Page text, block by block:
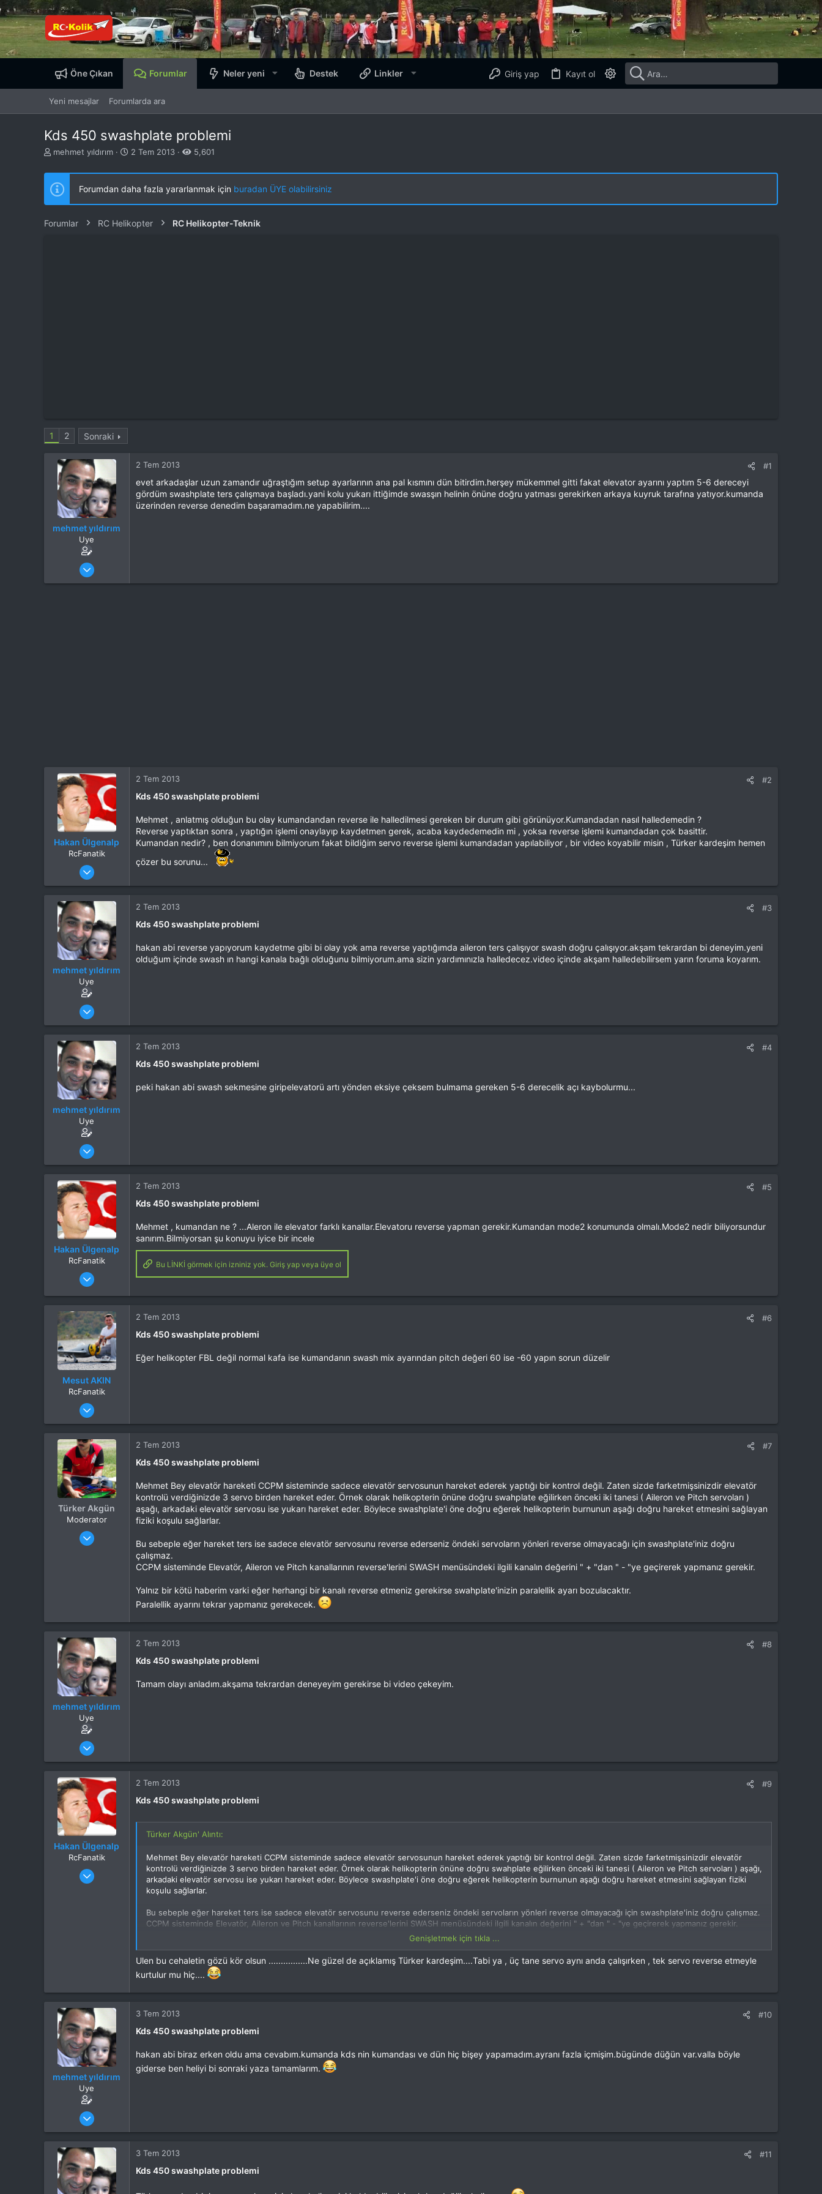
Öne Çıkan Forumlar Neler yeni Destek Linkler Giriş yap Kayıt ol
Yeni mesajlar Forumlarda ara
Kds 450 swashplate problemi
K
n
b
u
y
b
mehmet yıldırım
B
ş
a
n
ı
2 Tem 2013 5,601
Forumdan daha fazla yararlanmak için buradan ÜYE olabilirsiniz
Forumlar RC Helikopter RC Helikopter-Teknik
1 2 Sonraki
mehmet yıldırım
Uye
Mesajlar
2 Tem 2013 #1
evet arkadaşlar uzun zamandır uğraştığım setup ayarlarının ana pal kısmını dün bitirdim.herşey mükemmel gitti fakat elevator ayarını yaptım 5-6 dereceyi
gördüm swashplate ters çalışmaya başladı.yani kolu yukarı ittiğimde swasşın helinin önüne doğru yatması gerekirken arkaya kuyruk tarafına yatıyor.kumanda
üzerinden reverse denedim başaramadım.ne yapabilirim....
Hakan Ülgenalp
RcFanatik
Mesajlar
Tepkime puanı
8,637
Yaş
51
Konum
Burdur
İlgi Alanı
Heli
2 Tem 2013 #2
Kds 450 swashplate problemi
Mehmet , anlatmış olduğun bu olay kumandandan reverse ile halledilmesi gereken bir durum gibi görünüyor.Kumandadan nasıl halledemedin ?
Reverse yaptıktan sonra , yaptığın işlemi onaylayıp kaydetmen gerek, acaba kaydedemedin mi , yoksa reverse işlemi kumandadan çok basittir.
Kumandan nedir? , ben donanımını bilmiyorum fakat bildiğim servo reverse işlemi kumandadan yapılabiliyor , bir video koyabilir misin , Türker kardeşim hemen
çözer bu sorunu...
mehmet yıldırım
Uye
Mesajlar
Tepkime puanı
0
Yaş
47
2 Tem 2013 #3
Kds 450 swashplate problemi
hakan abi reverse yapıyorum kaydetme gibi bi olay yok ama reverse yaptığımda aileron ters çalışıyor swash doğru çalışıyor.akşam tekrardan bi deneyim.yeni
olduğum içinde swash ın hangi kanala bağlı olduğunu bilmiyorum.ama sizin yardımınızla halledecez.video içinde akşam halledebilirsem yarın foruma koyarım.
mehmet yıldırım
Uye
Mesajlar
Tepkime puanı
0
Yaş
47
2 Tem 2013 #4
Kds 450 swashplate problemi
peki hakan abi swash sekmesine giripelevatorü artı yönden eksiye çeksem bulmama gereken 5-6 derecelik açı kaybolurmu...
Hakan Ülgenalp
RcFanatik
Mesajlar
Yaş
51
Konum
Burdur
İlgi Alanı
Heli
2 Tem 2013 #5
Kds 450 swashplate problemi
Mehmet , kumandan ne ? ...Aleron ile elevator farklı kanallar.Elevatoru reverse yapman gerekir.Kumandan mode2 konumunda olmalı.Mode2 nedir biliyorsundur
sanırım.Bilmiyorsan şu konuyu iyice bir incele
Bu LİNKİ görmek için izniniz yok. Giriş yap veya üye ol
Mesut AKIN
RcFanatik
Mesajlar
Tepkime puanı
3,627
Yaş
45
Konum
Kocaeli -Gebze
İlgi Alanı
Uçak
2 Tem 2013 #6
Kds 450 swashplate problemi
Eğer helikopter FBL değil normal kafa ise kumandanın swash mix ayarından pitch değeri 60 ise -60 yapın sorun düzelir
Türker Akgün
Moderator
4 Eki 2012
Mesajlar
2 Tem 2013 #7
Kds 450 swashplate problemi
Mehmet Bey elevatör hareketi CCPM sisteminde sadece elevatör servosunun hareket ederek yaptığı bir kontrol değil. Zaten sizde farketmişsinizdir elevatör
kontrolü verdiğinizde 3 servo birden hareket eder. Örnek olarak helikopterin önüne doğru swahplate eğilirken önceki iki tanesi ( Aileron ve Pitch servoları )
aşağı, arkadaki elevatör servosu ise yukarı hareket eder. Böylece swashplate'i öne doğru eğerek helikopterin burnunun aşağı doğru hareket etmesini sağlayan
fiziki koşulu sağlarlar.
Bu sebeple eğer hareket ters ise sadece elevatör servosunu reverse ederseniz öndeki servoların yönleri reverse olmayacağı için swashplate'iniz doğru
çalışmaz.
CCPM sisteminde Elevatör, Aileron ve Pitch kanallarının reverse'lerini SWASH menüsündeki ilgili kanalın değerini " + "dan " - "ye geçirerek yapmanız gerekir.
Yalnız bir kötü haberim varki eğer herhangi bir kanalı reverse etmeniz gerekirse swahplate'inizin paralellik ayarı bozulacaktır.
Paralellik ayarını tekrar yapmanız gerekecek.
mehmet yıldırım
Uye
Mesajlar
Tepkime puanı
0
Yaş
47
2 Tem 2013 #8
Kds 450 swashplate problemi
Tamam olayı anladım.akşama tekrardan deneyeyim gerekirse bi video çekeyim.
Hakan Ülgenalp
RcFanatik
Mesajlar
2 Tem 2013 #9
Kds 450 swashplate problemi
Türker Akgün' Alıntı:
Mehmet Bey elevatör hareketi CCPM sisteminde sadece elevatör servosunun hareket ederek yaptığı bir kontrol değil. Zaten sizde farketmişsinizdir elevatör
kontrolü verdiğinizde 3 servo birden hareket eder. Örnek olarak helikopterin önüne doğru swahplate eğilirken önceki iki tanesi ( Aileron ve Pitch servoları ) aşağı,
arkadaki elevatör servosu ise yukarı hareket eder. Böylece swashplate'i öne doğru eğerek helikopterin burnunun aşağı doğru hareket etmesini sağlayan fiziki
koşulu sağlarlar.
Bu sebeple eğer hareket ters ise sadece elevatör servosunu reverse ederseniz öndeki servoların yönleri reverse olmayacağı için swashplate'iniz doğru çalışmaz.
CCPM sisteminde Elevatör, Aileron ve Pitch kanallarının reverse'lerini SWASH menüsündeki ilgili kanalın değerini " + "dan " - "ye geçirerek yapmanız gerekir.
Yalnız bir kötü haberim varki eğer herhangi bir kanalı reverse etmeniz gerekirse swahplate'inizin paralellik ayarı bozulacaktır.
Paralellik ayarını tekrar yapmanız gerekecek.
Genişletmek için tıkla ...
Ulen bu cehaletin gözü kör olsun ................Ne güzel de açıklamış Türker kardeşim....Tabi ya , üç tane servo aynı anda çalışırken , tek servo reverse etmeyle
kurtulur mu hiç....
mehmet yıldırım
Uye
Mesajlar
Tepkime puanı
0
Yaş
47
3 Tem 2013 #10
Kds 450 swashplate problemi
hakan abi biraz erken oldu ama cevabım.kumanda kds nin kumandası ve dün hiç bişey yapamadım.ayranı fazla içmişim.bügünde düğün var.valla böyle
giderse ben heliyi bi sonraki yaza tamamlarım.
3 Tem 2013 #11
Kds 450 swashplate problemi